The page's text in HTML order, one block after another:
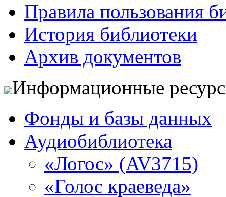
Правила пользования
История библиотеки
Архив документов
Информационные
Фонды и базы данных
Аудиобиблиотека
«Логос» (AV3715)
«Голос краеведа»